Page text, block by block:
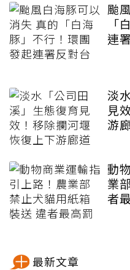
颱
「
連
淡
見
游
動
業
者
最新文章